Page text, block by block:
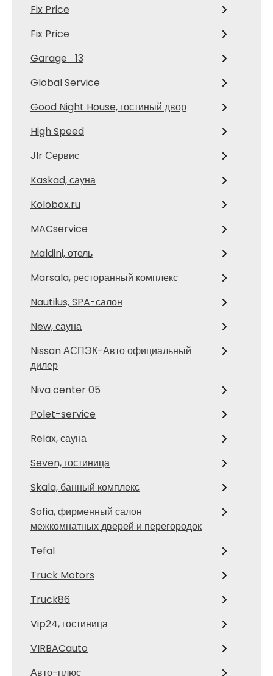
Fix Price
Fix Price
Garage_13
Global Service
Good Night House, гостиный двор
High Speed
Jlr Сервис
Kaskad, сауна
Kolobox.ru
MACservice
Maldini, отель
Marsala, ресторанный комплекс
Nautilus, SPA-салон
New, сауна
Nissan АСПЭК-Авто официальный
дилер
Niva center 05
Polet-service
Relax, сауна
Seven, гостиница
Skala, банный комплекс
Sofia, фирменный салон
межкомнатных дверей и перегородок
Tefal
Truck Motors
Truck86
Vip24, гостиница
VIRBACauto
Авто-плюс